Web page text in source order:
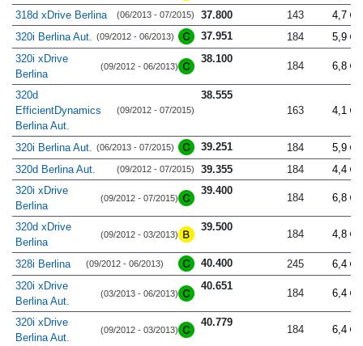
318d xDrive Berlina
(06/2013 - 07/2015) 37.800 143
4,7
320i Berlina Aut.
(09/2012 - 06/2013) 37.951 184
5,9
320i xDrive
Berlina
(09/2012 - 06/2013)
38.100
184 6,8
320d
EfficientDynamics
Berlina Aut.
(09/2012 - 07/2015)
38.555
163
4,1
320i Berlina Aut. (06/2013 - 07/2015) 39.251 184
5,9
320d Berlina Aut.
(09/2012 - 07/2015) 39.355 184
4,4
320i xDrive
Berlina
(09/2012 - 07/2015)
39.400
184 6,8
320d xDrive
Berlina
(09/2012 - 03/2013)
39.500
184 4,8
328i Berlina (09/2012 - 06/2013) 40.400 245
6,4
320i xDrive
Berlina Aut.
(03/2013 - 06/2013)
40.651
184 6,4
320i xDrive
Berlina Aut.
(09/2012 - 03/2013)
40.779
184 6,4